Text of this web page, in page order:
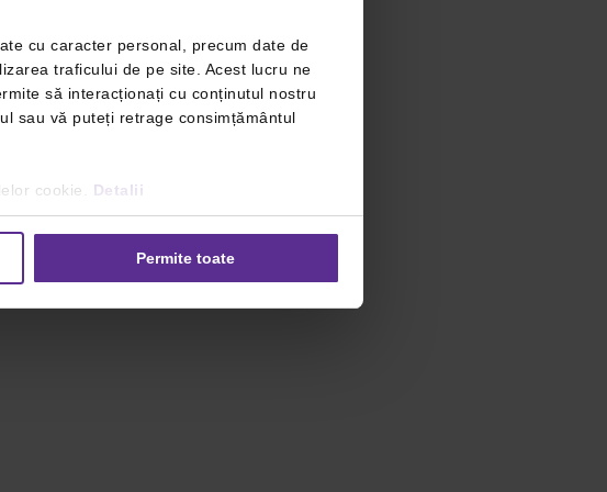
cu caracter personal, precum date de
traficului de pe site. Acest lucru ne
să interacționați cu conținutul nostru
sau vă puteți retrage consimțământul
cookie. Detalii
Permite toate